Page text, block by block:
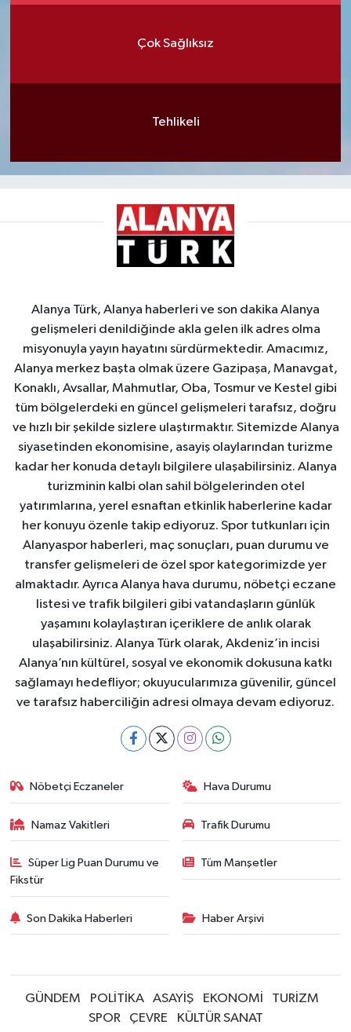
Çok Sağlıksız
Tehlikeli
Alanya Türk, Alanya haberleri ve son dakika Alanya
gelişmeleri denildiğinde akla gelen ilk adres olma
misyonuyla yayın hayatını sürdürmektedir. Amacımız,
Alanya merkez başta olmak üzere Gazipaşa, Manavgat,
Konaklı, Avsallar, Mahmutlar, Oba, Tosmur ve Kestel gibi
tüm bölgelerdeki en güncel gelişmeleri tarafsız, doğru
ve hızlı bir şekilde sizlere ulaştırmaktır. Sitemizde Alanya
siyasetinden ekonomisine, asayiş olaylarından turizme
kadar her konuda detaylı bilgilere ulaşabilirsiniz. Alanya
turizminin kalbi olan sahil bölgelerinden otel
yatırımlarına, yerel esnaftan etkinlik haberlerine kadar
her konuyu özenle takip ediyoruz. Spor tutkunları için
Alanyaspor haberleri, maç sonuçları, puan durumu ve
transfer gelişmeleri de özel spor kategorimizde yer
almaktadır. Ayrıca Alanya hava durumu, nöbetçi eczane
listesi ve trafik bilgileri gibi vatandaşların günlük
yaşamını kolaylaştıran içeriklere de anlık olarak
ulaşabilirsiniz. Alanya Türk olarak, Akdeniz’in incisi
Alanya’nın kültürel, sosyal ve ekonomik dokusuna katkı
sağlamayı hedefliyor; okuyucularımıza güvenilir, güncel
ve tarafsız haberciliğin adresi olmaya devam ediyoruz.
Nöbetçi Eczaneler Hava Durumu
Namaz Vakitleri Trafik Durumu
Süper Lig Puan Durumu ve
Fikstür
Tüm Manşetler
Son Dakika Haberleri Haber Arşivi
GÜNDEM POLİTİKA ASAYİŞ EKONOMİ
TURİZM
SPOR
ÇEVRE KÜLTÜR SANAT